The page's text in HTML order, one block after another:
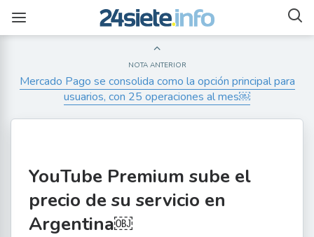
NOTA ANTERIOR
Mercado Pago se consolida como la opción principal para
usuarios, con 25 operaciones al mes￼
YouTube Premium sube el
precio de su servicio en
Argentina￼